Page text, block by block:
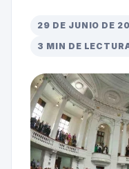
29 DE JUNIO DE
3 MIN DE